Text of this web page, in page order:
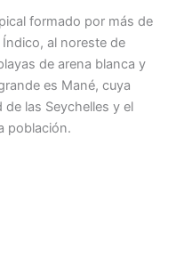
formado por más de
al noreste de
de arena blanca y
es Mané, cuya
las Seychelles y el
población.